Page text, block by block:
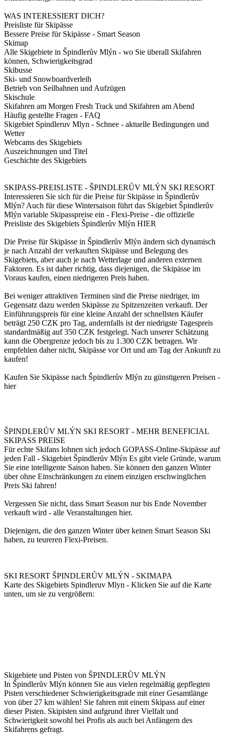
WAS INTERESSIERT DICH?
Preisliste für Skipässe
Bessere Preise für Skipässe - Smart Season
Skimap
Alle Skigebiete in Špindlerův Mlýn - wo Sie überall Skifahren
können, Schwierigkeitsgrad
Skibusse
Ski- und Snowboardverleih
Betrieb von Seilbahnen und Aufzügen
Skischule
Skifahren am Morgen Fresh Track und Skifahren am Abend
Häufig gestellte Fragen - FAQ
Skigebiet Spindleruv Mlyn - Schnee - aktuelle Bedingungen und
Wetter
Webcams des Skigebiets
Auszeichnungen und Titel
Geschichte des Skigebiets
SKIPASS-PREISLISTE - ŠPINDLERŮV MLÝN SKI RESORT
Interessieren Sie sich für die Preise für Skipässe in Špindlerův
Mlýn? Auch für diese Wintersaison führt das Skigebiet Špindlerův
Mlýn variable Skipasspreise ein - Flexi-Preise - die offizielle
Preisliste des Skigebiets Špindlerův Mlýn HIER
Die Preise für Skipässe in Špindlerův Mlýn ändern sich dynamisch
je nach Anzahl der verkauften Skipässe und Belegung des
Skigebiets, aber auch je nach Wetterlage und anderen externen
Faktoren. Es ist daher richtig, dass diejenigen, die Skipässe im
Voraus kaufen, einen niedrigeren Preis haben.
Bei weniger attraktiven Terminen sind die Preise niedriger, im
Gegensatz dazu werden Skipässe zu Spitzenzeiten verkauft. Der
Einführungspreis für eine kleine Anzahl der schnellsten Käufer
beträgt 250 CZK pro Tag, andernfalls ist der niedrigste Tagespreis
standardmäßig auf 350 CZK festgelegt. Nach unserer Schätzung
kann die Obergrenze jedoch bis zu 1.300 CZK betragen. Wir
empfehlen daher nicht, Skipässe vor Ort und am Tag der Ankunft zu
kaufen!
Kaufen Sie Skipässe nach Špindlerův Mlýn zu günstigeren Preisen -
hier
ŠPINDLERŮV MLÝN SKI RESORT - MEHR BENEFICIAL
SKIPASS PREISE
Für echte Skifans lohnen sich jedoch GOPASS-Online-Skipässe auf
jeden Fall - Skigebiet Špindlerův Mlýn Es gibt viele Gründe, warum
Sie eine intelligente Saison haben. Sie können den ganzen Winter
über ohne Einschränkungen zu einem einzigen erschwinglichen
Preis Ski fahren!
Vergessen Sie nicht, dass Smart Season nur bis Ende November
verkauft wird - alle Veranstaltungen hier.
Diejenigen, die den ganzen Winter über keinen Smart Season Ski
haben, zu teureren Flexi-Preisen.
SKI RESORT ŠPINDLERŮV MLÝN - SKIMAPA
Karte des Skigebiets Spindleruv Mlyn - Klicken Sie auf die Karte
unten, um sie zu vergrößern:
Skigebiete und Pisten von ŠPINDLERŮV MLÝN
In Špindlerův Mlýn können Sie aus vielen regelmäßig gepflegten
Pisten verschiedener Schwierigkeitsgrade mit einer Gesamtlänge
von über 27 km wählen! Sie fahren mit einem Skipass auf einer
dieser Pisten. Skipisten sind aufgrund ihrer Vielfalt und
Schwierigkeit sowohl bei Profis als auch bei Anfängern des
Skifahrens gefragt.